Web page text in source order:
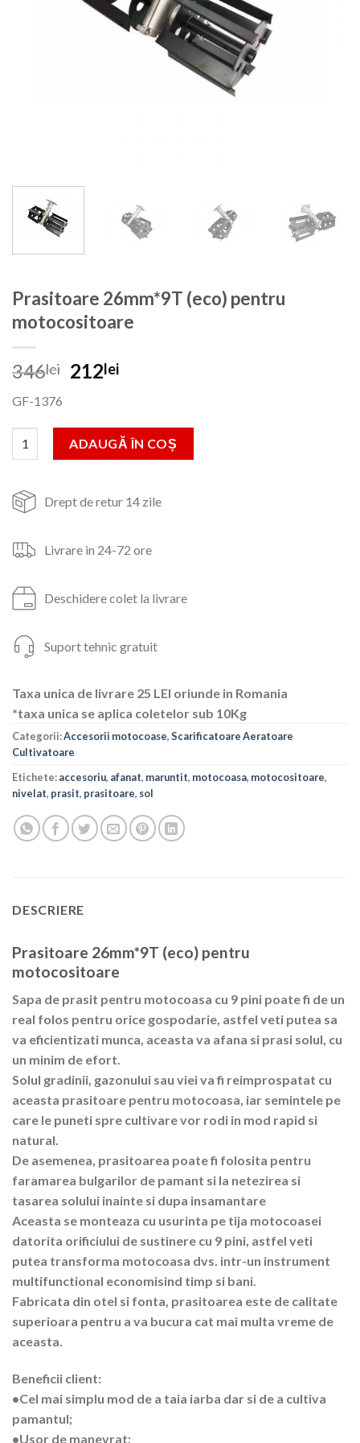
Prasitoare 26mm*9T (eco) pentru
motocositoare
346lei Prețul
fost:
346lei.
212leiPrețul
212lei.
GF-1376
Cantitate Prasitoare 26mm*9T (eco) pentru motocositoare
ADAUGĂ ÎN COȘ
Drept de retur 14 zile
Livrare in 24-72 ore
Deschidere colet la livrare
Suport tehnic gratuit
Taxa unica de livrare 25 LEI oriunde in Romania
*taxa unica se aplica coletelor sub 10Kg
Categorii:Accesorii motocoase,Scarificatoare Aeratoare
Cultivatoare
Etichete:accesoriu, afanat, maruntit, motocoasa, motocositoare,
nivelat, prasit, prasitoare, sol
DESCRIERE
Prasitoare 26mm*9T (eco) pentru
motocositoare
Sapa de prasit pentru motocoasa cu 9 pini poate fi de un
real folos pentru orice gospodarie, astfel veti putea sa
va eficientizati munca, aceasta va afana si prasi solul, cu
un minim de efort.
Solul gradinii, gazonului sau viei va fi reimprospatat cu
aceasta prasitoare pentru motocoasa, iar semintele pe
care le puneti spre cultivare vor rodi in mod rapid si
natural.
De asemenea, prasitoarea poate fi folosita pentru
faramarea bulgarilor de pamant si la netezirea si
tasarea solului inainte si dupa insamantare
Aceasta se monteaza cu usurinta pe tija motocoasei
datorita orificiului de sustinere cu 9 pini, astfel veti
putea transforma motocoasa dvs. intr-un instrument
multifunctional economisind timp si bani.
Fabricata din otel si fonta, prasitoarea este de calitate
superioara pentru a va bucura cat mai multa vreme de
aceasta.
Beneficii client:
•Cel mai simplu mod de a taia iarba dar si de a cultiva
pamantul;
•Usor de manevrat;